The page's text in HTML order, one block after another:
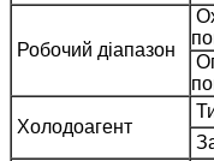
Робочий діапазон
Холодоагент